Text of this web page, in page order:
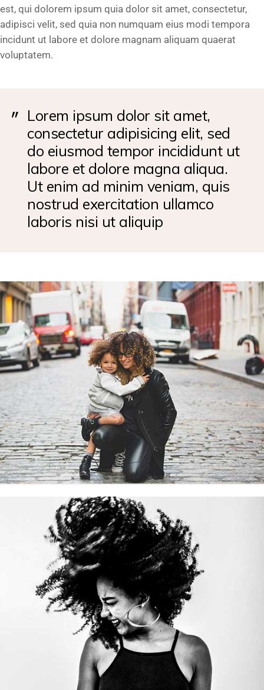
est, qui dolorem ipsum quia dolor sit amet, consectetur,
adipisci velit, sed quia non numquam eius modi tempora
incidunt ut labore et dolore magnam aliquam quaerat
voluptatem.
Lorem ipsum dolor sit amet,
consectetur adipisicing elit, sed
do eiusmod tempor incididunt ut
labore et dolore magna aliqua.
Ut enim ad minim veniam, quis
nostrud exercitation ullamco
laboris nisi ut aliquip